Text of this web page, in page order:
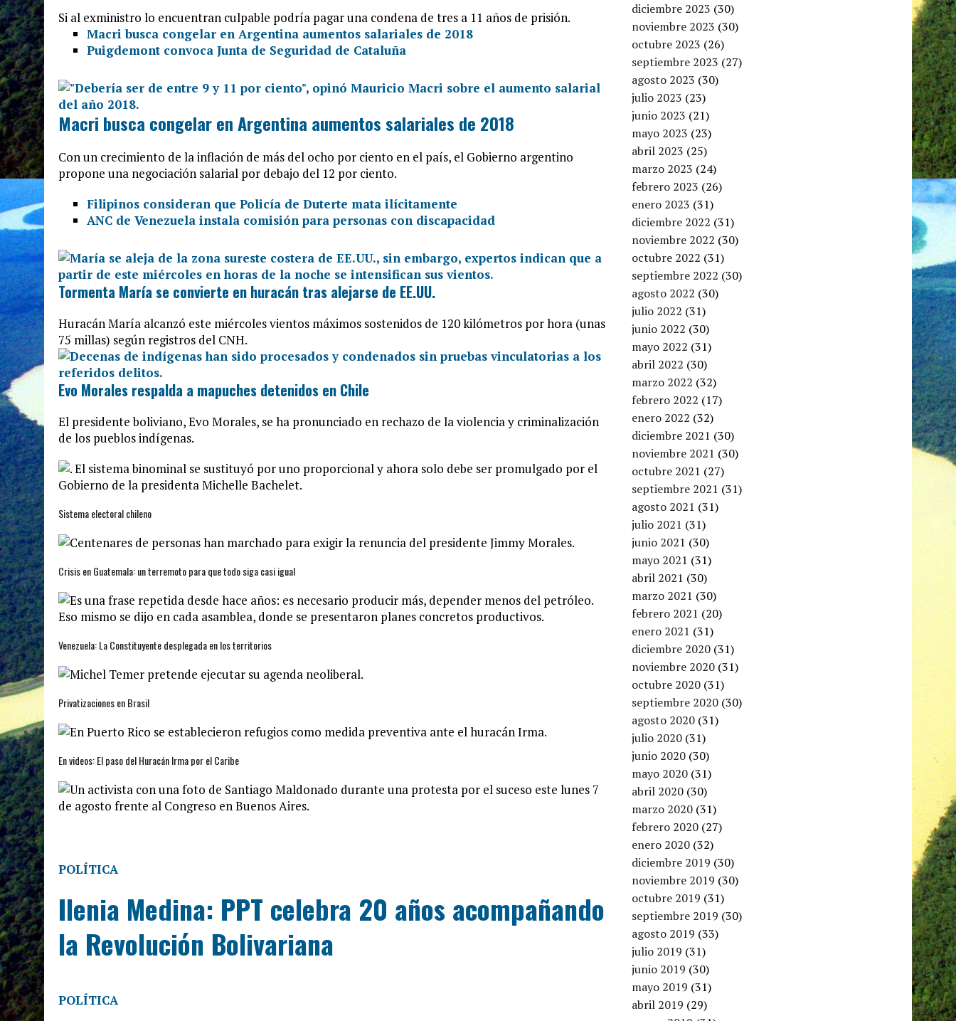
arriba/abajo
disminuir
Si al exministro lo encuentran culpable podría pagar una condena de tres a 11 años de prisión.
Macri busca congelar en Argentina aumentos salariales de 2018
Puigdemont convoca Junta de Seguridad de Cataluña
Macri busca congelar en Argentina aumentos salariales de 2018
Con un crecimiento de la inflación de más del ocho por ciento en el país, el Gobierno argentino
propone una negociación salarial por debajo del 12 por ciento.
Filipinos consideran que Policía de Duterte mata ilícitamente
ANC de Venezuela instala comisión para personas con discapacidad
Tormenta María se convierte en huracán tras alejarse de EE.UU.
Huracán María alcanzó este miércoles vientos máximos sostenidos de 120 kilómetros por hora (unas
75 millas) según registros del CNH.
Evo Morales respalda a mapuches detenidos en Chile
El presidente boliviano, Evo Morales, se ha pronunciado en rechazo de la violencia y criminalización
de los pueblos indígenas.
Sistema electoral chileno
Crisis en Guatemala: un terremoto para que todo siga casi igual
Venezuela: La Constituyente desplegada en los territorios
Privatizaciones en Brasil
En videos: El paso del Huracán Irma por el Caribe
POLÍTICA
Ilenia Medina: PPT celebra 20 años acompañando
la Revolución Bolivariana
POLÍTICA
diciembre 2023 (30)
noviembre 2023 (30)
octubre 2023 (26)
septiembre 2023 (27)
agosto 2023 (30)
julio 2023 (23)
junio 2023 (21)
mayo 2023 (23)
abril 2023 (25)
marzo 2023 (24)
febrero 2023 (26)
enero 2023 (31)
diciembre 2022 (31)
noviembre 2022 (30)
octubre 2022 (31)
septiembre 2022 (30)
agosto 2022 (30)
julio 2022 (31)
junio 2022 (30)
mayo 2022 (31)
abril 2022 (30)
marzo 2022 (32)
febrero 2022 (17)
enero 2022 (32)
diciembre 2021 (30)
noviembre 2021 (30)
octubre 2021 (27)
septiembre 2021 (31)
agosto 2021 (31)
julio 2021 (31)
junio 2021 (30)
mayo 2021 (31)
abril 2021 (30)
marzo 2021 (30)
febrero 2021 (20)
enero 2021 (31)
diciembre 2020 (31)
noviembre 2020 (31)
octubre 2020 (31)
septiembre 2020 (30)
agosto 2020 (31)
julio 2020 (31)
junio 2020 (30)
mayo 2020 (31)
abril 2020 (30)
marzo 2020 (31)
febrero 2020 (27)
enero 2020 (32)
diciembre 2019 (30)
noviembre 2019 (30)
octubre 2019 (31)
septiembre 2019 (30)
agosto 2019 (33)
julio 2019 (31)
junio 2019 (30)
mayo 2019 (31)
abril 2019 (29)